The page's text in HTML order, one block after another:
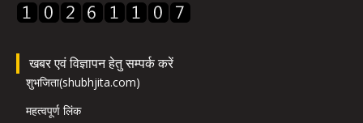
खबर एवं विज्ञापन हेतु सम्पर्क करें
शुभजिता(shubhjita.com)
महत्वपूर्ण लिंक